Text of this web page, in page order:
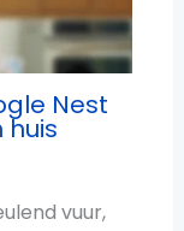
Nest
huis
vuur,